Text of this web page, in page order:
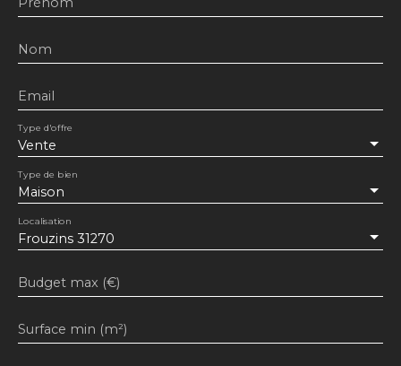
Nom
Email
Vente
Type d'offre
Maison
Type de bien
Frouzins 31270
Localisation
Budget max (€)
Surface min (m²)